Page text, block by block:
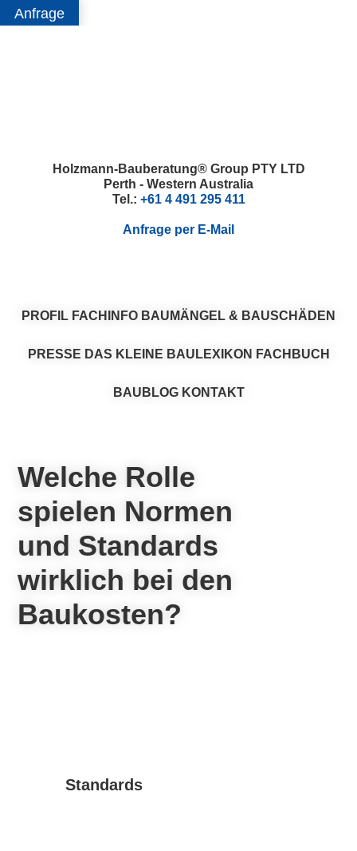
Anfrage
Holzmann-Bauberatung® Group PTY LTD
Perth - Western Australia
Tel.: +61 4 491 295 411
Anfrage per E-Mail
PROFIL FACHINFO BAUMÄNGEL & BAUSCHÄDEN
PRESSE DAS KLEINE BAULEXIKON FACHBUCH
BAUBLOG KONTAKT
Welche Rolle
spielen Normen
und Standards
wirklich bei den
Baukosten?
Standards